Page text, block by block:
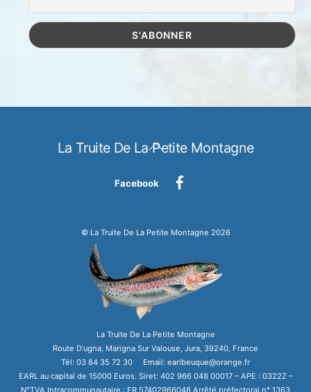
Back
To
La Truite De La Petite Montagne
Facebook
© La Truite De La Petite Montagne 2026
La Truite De La Petite Montagne
Route D’ugna, Marigna Sur Valouse, Jura, 39240, France
Tél: 03 84 35 72 30 Email: earlbeuque@orange.fr
EARL au capital de 15000 Euros. Siret: 402 966 048 00017 – APE : 0322Z –
N°TVA Intracommunautaire : FR 57402966048 Arrêté préfectoral n° 1363